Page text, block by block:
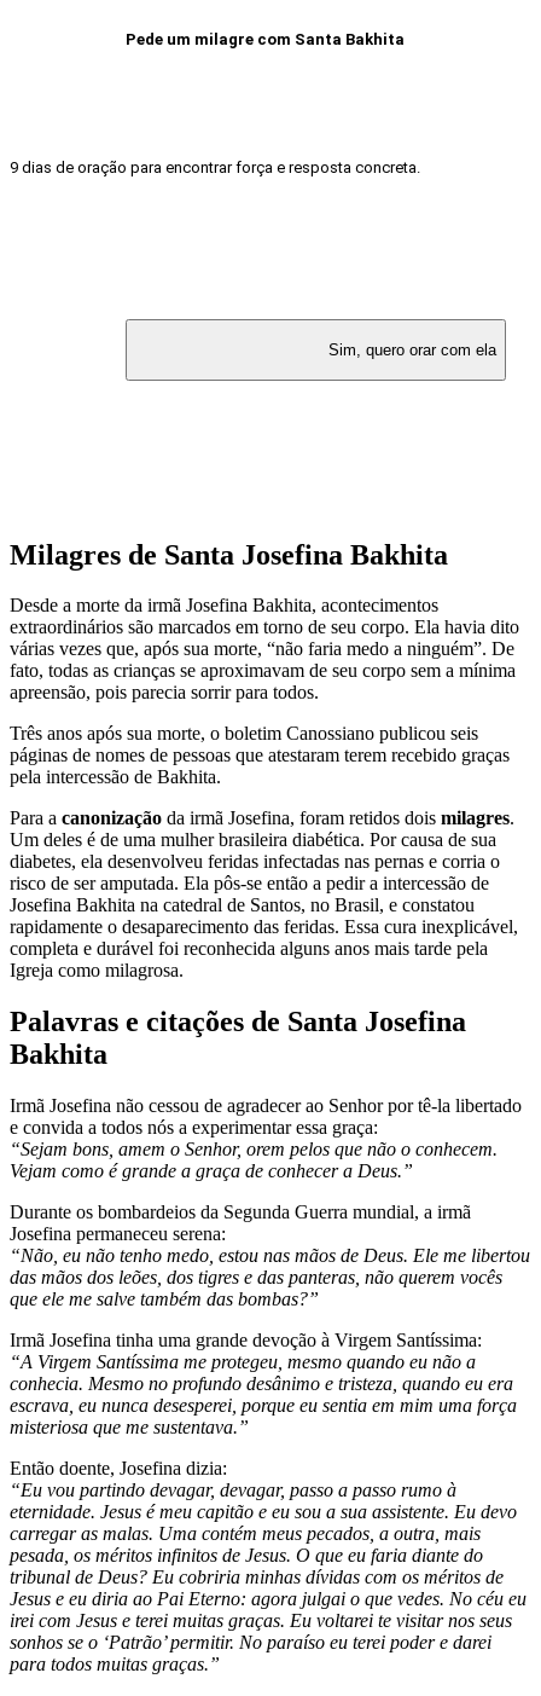
9 dias de oração para encontrar força e resposta concreta.
					Sim, quero orar com ela
Milagres de Santa Josefina Bakhita
Desde a morte da irmã Josefina Bakhita, acontecimentos
extraordinários são marcados em torno de seu corpo. Ela havia dito
várias vezes que, após sua morte, “não faria medo a ninguém”. De
fato, todas as crianças se aproximavam de seu corpo sem a mínima
apreensão, pois parecia sorrir para todos.
Três anos após sua morte, o boletim Canossiano publicou seis
páginas de nomes de pessoas que atestaram terem recebido graças
pela intercessão de Bakhita.
Para a canonização da irmã Josefina, foram retidos dois milagres.
Um deles é de uma mulher brasileira diabética. Por causa de sua
diabetes, ela desenvolveu feridas infectadas nas pernas e corria o
risco de ser amputada. Ela pôs-se então a pedir a intercessão de
Josefina Bakhita na catedral de Santos, no Brasil, e constatou
rapidamente o desaparecimento das feridas. Essa cura inexplicável,
completa e durável foi reconhecida alguns anos mais tarde pela
Igreja como milagrosa.
Palavras e citações de Santa Josefina
Bakhita
Irmã Josefina não cessou de agradecer ao Senhor por tê-la libertado
e convida a todos nós a experimentar essa graça:
“Sejam bons, amem o Senhor, orem pelos que não o conhecem.
Vejam como é grande a graça de conhecer a Deus.”
Durante os bombardeios da Segunda Guerra mundial, a irmã
Josefina permaneceu serena:
“Não, eu não tenho medo, estou nas mãos de Deus. Ele me libertou
das mãos dos leões, dos tigres e das panteras, não querem vocês
que ele me salve também das bombas?”
Irmã Josefina tinha uma grande devoção à Virgem Santíssima:
“A Virgem Santíssima me protegeu, mesmo quando eu não a
conhecia. Mesmo no profundo desânimo e tristeza, quando eu era
escrava, eu nunca desesperei, porque eu sentia em mim uma força
misteriosa que me sustentava.”
Então doente, Josefina dizia:
“Eu vou partindo devagar, devagar, passo a passo rumo à
eternidade. Jesus é meu capitão e eu sou a sua assistente. Eu devo
carregar as malas. Uma contém meus pecados, a outra, mais
pesada, os méritos infinitos de Jesus. O que eu faria diante do
tribunal de Deus? Eu cobriria minhas dívidas com os méritos de
Jesus e eu diria ao Pai Eterno: agora julgai o que vedes. No céu eu
irei com Jesus e terei muitas graças. Eu voltarei te visitar nos seus
sonhos se o ‘Patrão’ permitir. No paraíso eu terei poder e darei
para todos muitas graças.”